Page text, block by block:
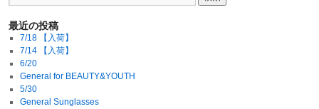
最近の投稿
7/18 【入荷】
7/14 【入荷】
6/20
General for BEAUTY&YOUTH
5/30
General Sunglasses